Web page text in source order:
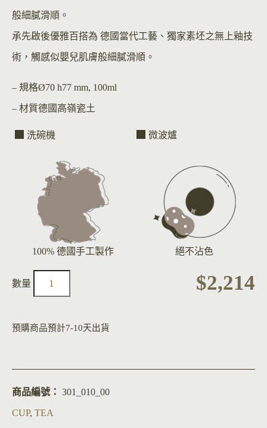
般細膩滑順。
承先啟後優雅百搭為 德國當代工藝、獨家素坯之無上釉技
術，觸感似嬰兒肌膚般細膩滑順。
– 規格Ø70 h77 mm, 100ml
– 材質德國高嶺瓷土
洗碗機 微波爐
100% 德國手工製作 絕不沾色
$2,214
預購商品預計7-10天出貨
商品編號： 301_010_00
CUP, TEA